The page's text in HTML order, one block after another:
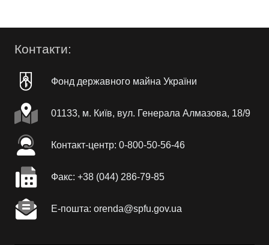
Контакти:
Фонд державного майна України
01133, м. Київ, вул. Генерала Алмазова, 18/9
Контакт-центр: 0-800-50-56-46
Факc: +38 (044) 286-79-85
Е-пошта: orenda@spfu.gov.ua